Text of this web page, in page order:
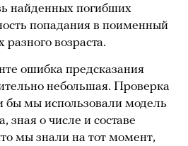
найденных погибших
попадания в поименный
возраста.
ошибка предсказания
небольшая. Проверка
бы мы использовали модель
зная о числе и составе
мы знали на тот момент,